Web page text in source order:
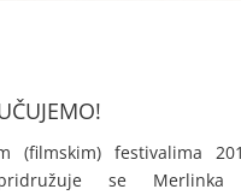
(filmskim) festivalima
se